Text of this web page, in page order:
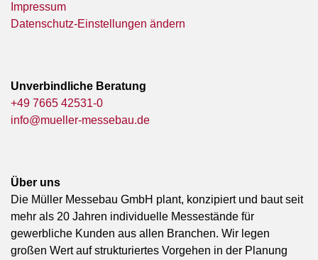
Impressum
Datenschutz-Einstellungen ändern
Unverbindliche Beratung
+49 7665 42531-0
info@mueller-messebau.de
Über uns
Die Müller Messebau GmbH plant, konzipiert und baut seit
mehr als 20 Jahren individuelle Messestände für
gewerbliche Kunden aus allen Branchen. Wir legen
großen Wert auf strukturiertes Vorgehen in der Planung